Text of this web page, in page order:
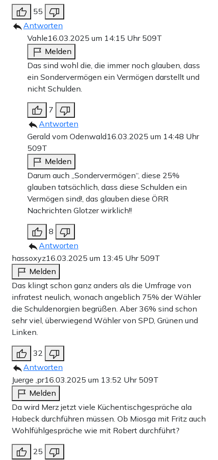
55
Antworten
Vahle16.03.2025 um 14:15 Uhr 509T
Melden
Das sind wohl die, die immer noch glauben, dass
ein Sondervermögen ein Vermögen darstellt und
nicht Schulden.
7
Antworten
Gerald vom Odenwald16.03.2025 um 14:48 Uhr
509T
Melden
Darum auch „Sondervermögen“, diese 25%
glauben tatsächlich, dass diese Schulden ein
Vermögen sind!, das glauben diese ÖRR
Nachrichten Glotzer wirklich!!
8
Antworten
hassoxyz16.03.2025 um 13:45 Uhr 509T
Melden
Das klingt schon ganz anders als die Umfrage von
infratest neulich, wonach angeblich 75% der Wähler
die Schuldenorgien begrüßen. Aber 36% sind schon
sehr viel, überwiegend Wähler von SPD, Grünen und
Linken.
32
Antworten
Juerge ,pr16.03.2025 um 13:52 Uhr 509T
Melden
Da wird Merz jetzt viele Küchentischgespräche ala
Habeck durchführen müssen. Ob Miosga mit Fritz auch
Wohlfühlgespräche wie mit Robert durchführt?
25